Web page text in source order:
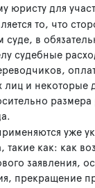
юристу для
то, что
суде, в
судебные
лиц и некоторые
размера
уже
такие как: как
заявления,
прекращение